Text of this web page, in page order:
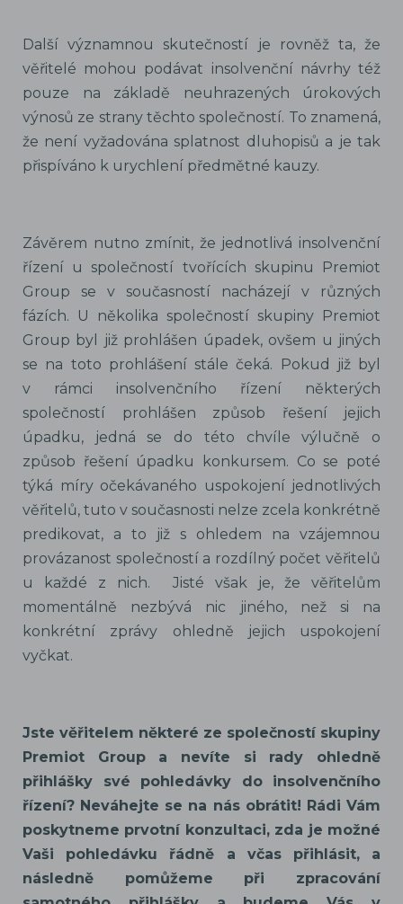
Další významnou skutečností je rovněž ta, že
věřitelé mohou podávat insolvenční návrhy též
pouze na základě neuhrazených úrokových
výnosů ze strany těchto společností. To znamená,
že není vyžadována splatnost dluhopisů a je tak
přispíváno k urychlení předmětné kauzy.
Závěrem nutno zmínit, že jednotlivá insolvenční
řízení u společností tvořících skupinu Premiot
Group se v současností nacházejí v různých
fázích. U několika společností skupiny Premiot
Group byl již prohlášen úpadek, ovšem u jiných
se na toto prohlášení stále čeká. Pokud již byl
v rámci insolvenčního řízení některých
společností prohlášen způsob řešení jejich
úpadku, jedná se do této chvíle výlučně o
způsob řešení úpadku konkursem. Co se poté
týká míry očekávaného uspokojení jednotlivých
věřitelů, tuto v současnosti nelze zcela konkrétně
predikovat, a to již s ohledem na vzájemnou
provázanost společností a rozdílný počet věřitelů
u každé z nich. Jisté však je, že věřitelům
momentálně nezbývá nic jiného, než si na
konkrétní zprávy ohledně jejich uspokojení
vyčkat.
Jste věřitelem některé ze společností skupiny
Premiot Group a nevíte si rady ohledně
přihlášky své pohledávky do insolvenčního
řízení? Neváhejte se na nás obrátit! Rádi Vám
poskytneme prvotní konzultaci, zda je možné
Vaši pohledávku řádně a včas přihlásit, a
následně pomůžeme při zpracování